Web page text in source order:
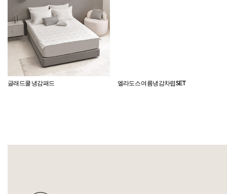
글래드쿨 냉감패드 엘라도스 여름냉감차렵SET